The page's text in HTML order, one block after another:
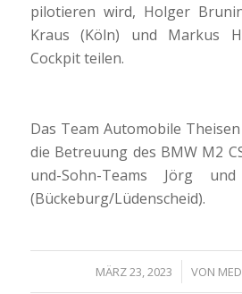
pilotieren wird, Holger
Kraus (Köln) und Markus
Cockpit teilen.
Das Team Automobile
die Betreuung des BMW M2
und-Sohn-Teams Jörg
(Bückeburg/Lüdenscheid).
MÄRZ 23, 2023
/ VON